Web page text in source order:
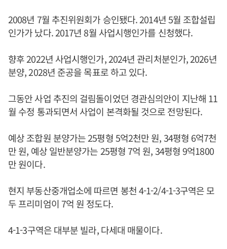
2008년 7월 추진위원회가 승인됐다. 2014년 5월 조합설립
인가가 났다. 2017년 8월 사업시행인가를 신청했다.
향후 2022년 사업시행인가, 2024년 관리처분인가, 2026년
분양, 2028년 준공을 목표로 하고 있다.
그동안 사업 추진의 걸림돌이었던 경관심의안이 지난해 11
월 수정 통과되면서 사업이 본격화될 것으로 전망된다.
예상 조합원 분양가는 25평형 5억2천만 원, 34평형 6억7천
만 원, 예상 일반분양가는 25평형 7억 원, 34평형 9억1800
만 원이다.
현지 부동산중개업소에 따르면 봉천 4-1-2/4-1-3구역은 모
두 프리미엄이 7억 원 정도다.
4-1-3구역은 대부분 빌라, 다세대 매물이다.